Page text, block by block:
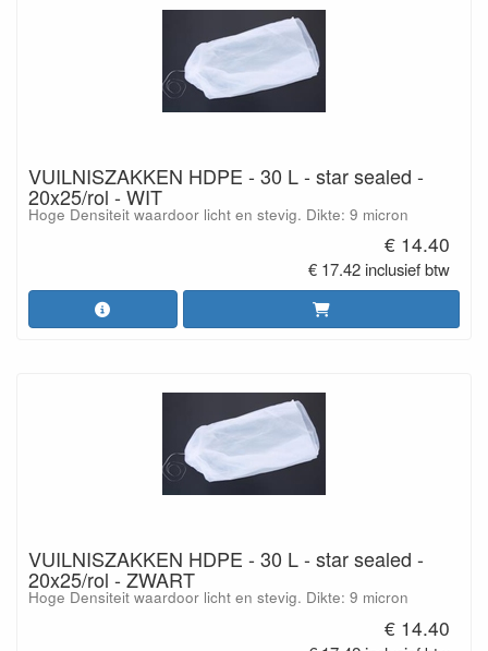
VUILNISZAKKEN HDPE - 30 L - star sealed -
20x25/rol - WIT
Hoge Densiteit waardoor licht en stevig. Dikte: 9 micron
€ 14.40
€ 17.42 inclusief btw
VUILNISZAKKEN HDPE - 30 L - star sealed -
20x25/rol - ZWART
Hoge Densiteit waardoor licht en stevig. Dikte: 9 micron
€ 14.40